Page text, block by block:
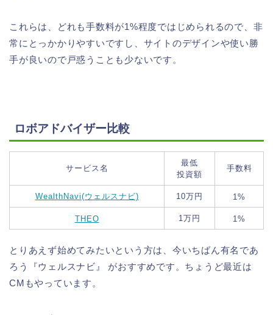
これらは、どれも手数料が1%程度ではじめられるので、非
常にとっかかりやすいですし、サイトのデザインや使い勝
手が良いので戸惑うことも少ないです。
ロボアドバイザー比較
サービス名
最低
投資額
手数料
WealthNavi(ウェルスナビ) 10万円 1%
THEO 1万円 1%
とりあえず始めてみたいという方は、今いちばん有名であ
ろう『ウェルスナビ』 がおすすめです。ちょうど最近は
CMもやっています。